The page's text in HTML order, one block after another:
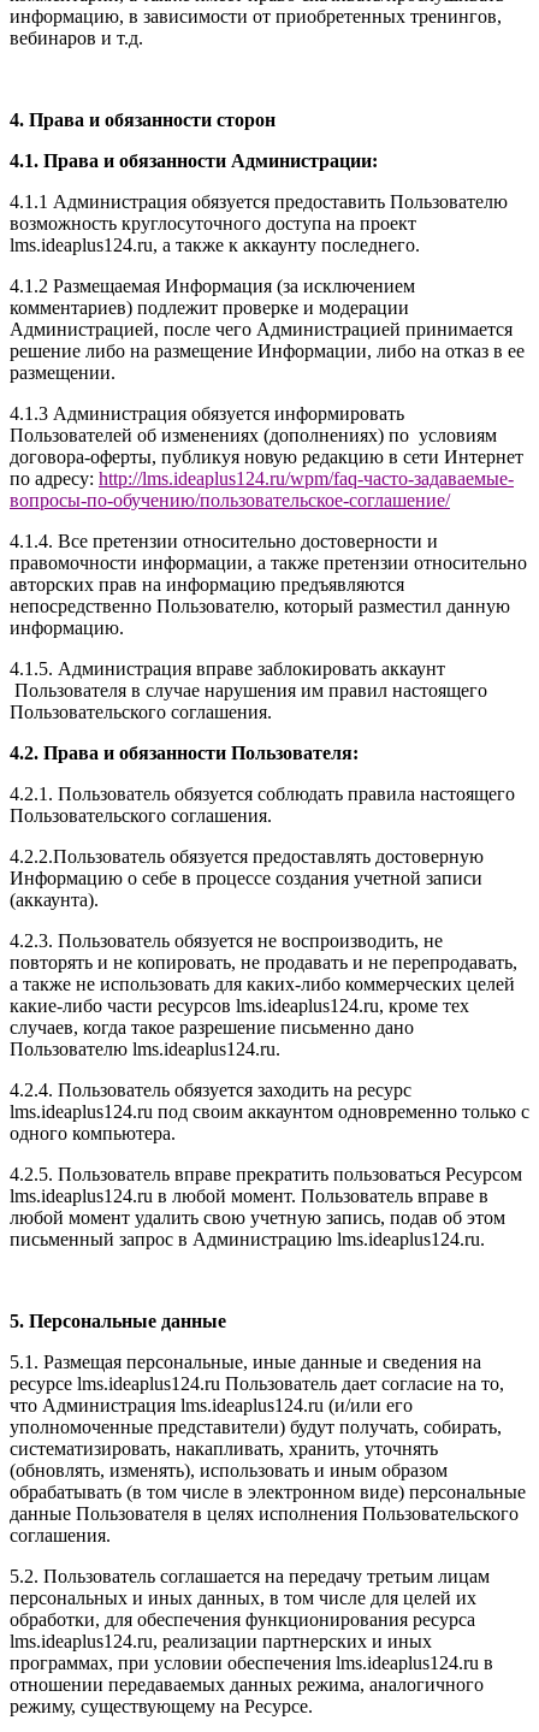
информацию, в зависимости от приобретенных тренингов,
вебинаров и т.д.
4. Права и обязанности сторон
4.1. Права и обязанности Администрации:
4.1.1 Администрация обязуется предоставить Пользователю
возможность круглосуточного доступа на проект
lms.ideaplus124.ru, а также к аккаунту последнего.
4.1.2 Размещаемая Информация (за исключением
комментариев) подлежит проверке и модерации
Администрацией, после чего Администрацией принимается
решение либо на размещение Информации, либо на отказ в ее
размещении.
4.1.3 Администрация обязуется информировать
Пользователей об изменениях (дополнениях) по условиям
договора-оферты, публикуя новую редакцию в сети Интернет
по адресу: http://lms.ideaplus124.ru/wpm/faq-часто-задаваемые-
вопросы-по-обучению/пользовательское-соглашение/
4.1.4. Все претензии относительно достоверности и
правомочности информации, а также претензии относительно
авторских прав на информацию предъявляются
непосредственно Пользователю, который разместил данную
информацию.
4.1.5. Администрация вправе заблокировать аккаунт
Пользователя в случае нарушения им правил настоящего
Пользовательского соглашения.
4.2. Права и обязанности Пользователя:
4.2.1. Пользователь обязуется соблюдать правила настоящего
Пользовательского соглашения.
4.2.2.Пользователь обязуется предоставлять достоверную
Информацию о себе в процессе создания учетной записи
(аккаунта).
4.2.3. Пользователь обязуется не воспроизводить, не
повторять и не копировать, не продавать и не перепродавать,
а также не использовать для каких-либо коммерческих целей
какие-либо части ресурсов lms.ideaplus124.ru, кроме тех
случаев, когда такое разрешение письменно дано
Пользователю lms.ideaplus124.ru.
4.2.4. Пользователь обязуется заходить на ресурс
lms.ideaplus124.ru под своим аккаунтом одновременно только с
одного компьютера.
4.2.5. Пользователь вправе прекратить пользоваться Ресурсом
lms.ideaplus124.ru в любой момент. Пользователь вправе в
любой момент удалить свою учетную запись, подав об этом
письменный запрос в Администрацию lms.ideaplus124.ru.
5. Персональные данные
5.1. Размещая персональные, иные данные и сведения на
ресурсе lms.ideaplus124.ru Пользователь дает согласие на то,
что Администрация lms.ideaplus124.ru (и/или его
уполномоченные представители) будут получать, собирать,
систематизировать, накапливать, хранить, уточнять
(обновлять, изменять), использовать и иным образом
обрабатывать (в том числе в электронном виде) персональные
данные Пользователя в целях исполнения Пользовательского
соглашения.
5.2. Пользователь соглашается на передачу третьим лицам
персональных и иных данных, в том числе для целей их
обработки, для обеспечения функционирования ресурса
lms.ideaplus124.ru, реализации партнерских и иных
программах, при условии обеспечения lms.ideaplus124.ru в
отношении передаваемых данных режима, аналогичного
режиму, существующему на Ресурсе.